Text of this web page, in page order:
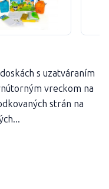
s uzatváraním
vreckom na
strán na